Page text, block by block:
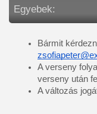
Egyebek:
A verseny
verseny után
A változás